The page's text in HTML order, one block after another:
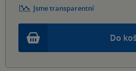
Do
Jsme transparentní